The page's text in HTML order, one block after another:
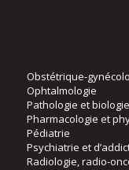
Obstétrique-
Ophtalmologie
Pathologie et
Pharmacologie et
Pédiatrie
Psychiatrie et
Radiologie, radio-